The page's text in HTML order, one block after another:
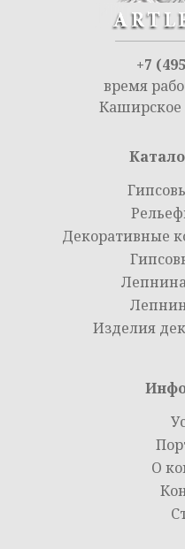
+7
время
Каширское
Декоративные
Изделия
О